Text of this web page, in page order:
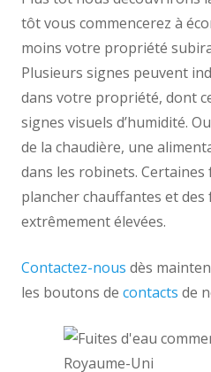
tôt vous commencerez à
moins votre propriété
Plusieurs signes peuvent
dans votre propriété, dont
signes visuels d’humidité.
de la chaudière, une
dans les robinets. Certaines
plancher chauffantes et des
extrêmement élevées.
Contactez-nous dès
les boutons de contacts de